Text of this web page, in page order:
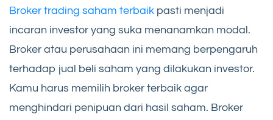
Broker trading saham terbaik pasti menjadi
incaran investor yang suka menanamkan modal.
Broker atau perusahaan ini memang berpengaruh
terhadap jual beli saham yang dilakukan investor.
Kamu harus memilih broker terbaik agar
menghindari penipuan dari hasil saham. Broker